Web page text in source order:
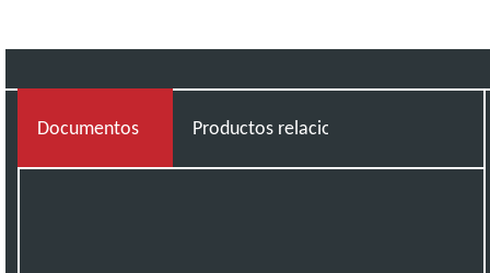
Documentos Productos relacionados